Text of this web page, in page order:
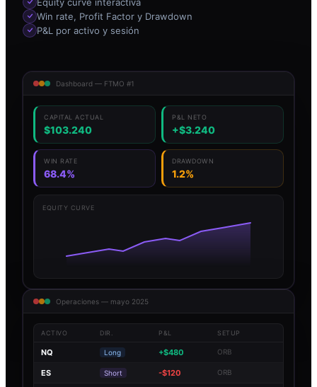
Win rate, Profit Factor y Drawdown
P&L por activo y sesión
Dashboard — FTMO #1
CAPITAL ACTUAL
$103.240
P&L NETO
+$3.240
WIN RATE
68.4%
DRAWDOWN
1.2%
EQUITY CURVE
Operaciones — mayo 2025
ACTIVO DIR. P&L SETUP
NQ Long +$480 ORB
ES Short -$120 ORB